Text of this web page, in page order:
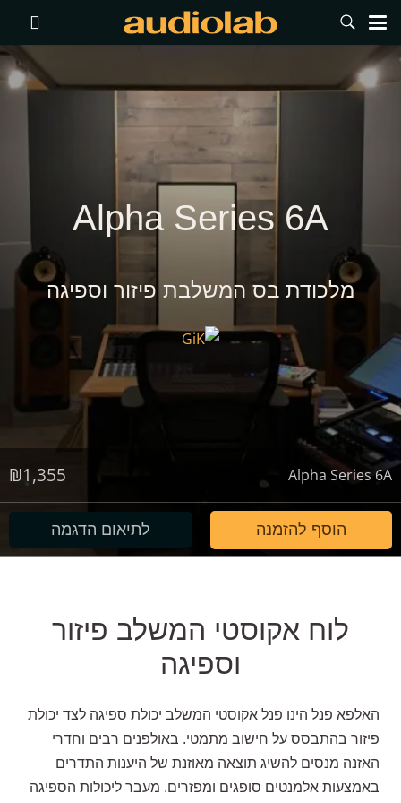
Alpha Series 6A
מלכודת בס המשלבת פיזור וספיגה
Alpha Series 6A
₪1,355
הוסף להזמנה לתיאום הדגמה
לוח אקוסטי המשלב פיזור
וספיגה
האלפא פנל הינו פנל אקוסטי המשלב יכולת ספיגה לצד יכולת
פיזור בהתבסס על חישוב מתמטי. באולפנים רבים וחדרי
האזנה מנסים להשיג תוצאה מאוזנת של היענות התדרים
באמצעות אלמנטים סופגים ומפזרים. מעבר ליכולות הספיגה